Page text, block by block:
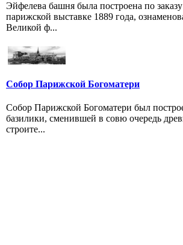
Эйфелева башня была построена по
парижской выставке 1889 года,
Великой ф...
Собор Парижской Богоматери
Собор Парижской Богоматери был
базилики, сменившей в совю очередь
строите...